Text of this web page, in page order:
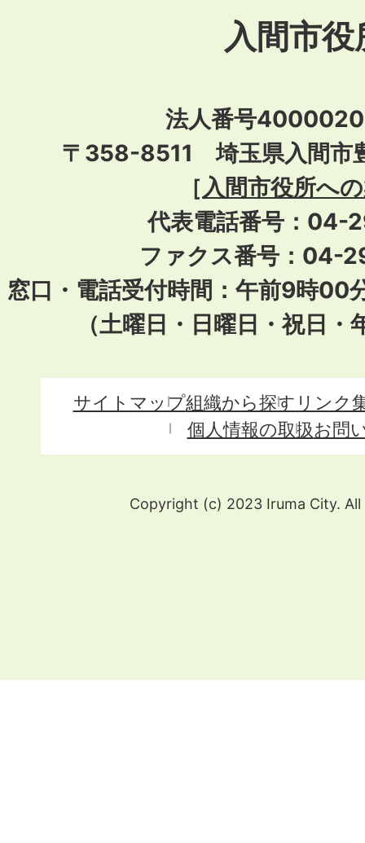
入間市役
法人番号
〒358-8511 埼玉県入間市
［入間市役所へ
代表電話番号：04-
ファクス番号：04-
窓口・電話受付時間：午前9時00
（土曜日・日曜日・祝日
サイトマップ組織から探す リンク
個人情報の取扱お問
Copyright (c) 2023 Iruma City. All